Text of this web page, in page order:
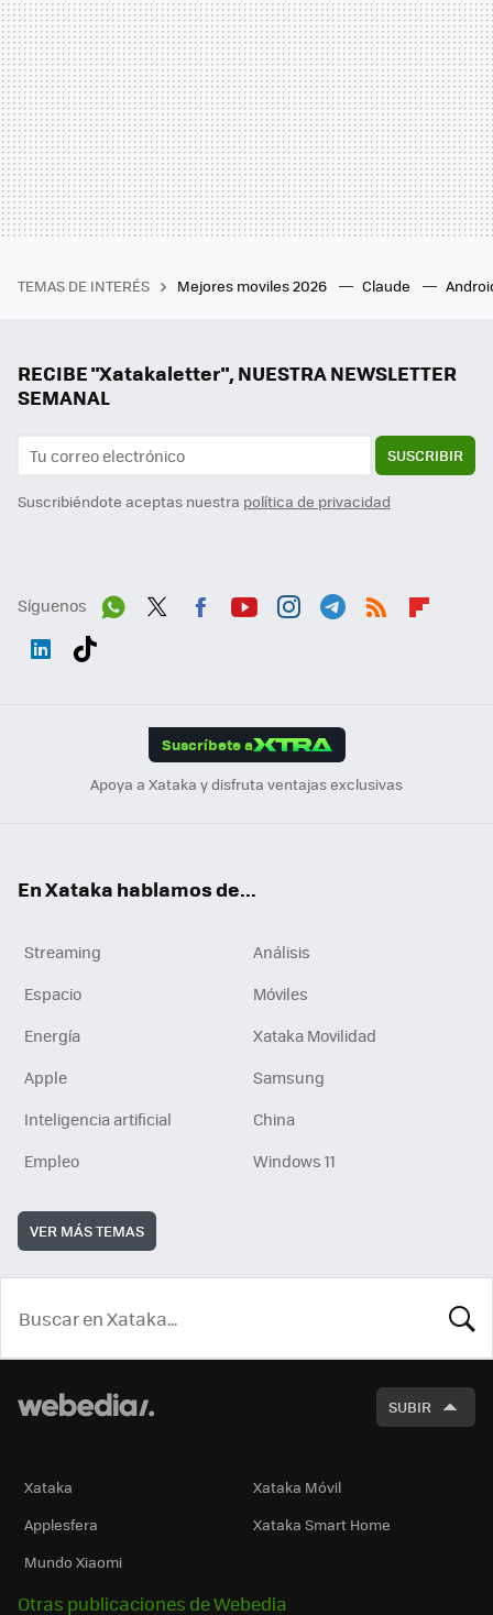
TEMAS DE INTERÉS Mejores moviles 2026 Claude
RECIBE "Xatakaletter", NUESTRA NEWSLETTER
SEMANAL
SUSCRIBIR
Suscribiéndote aceptas nuestra política de privacidad
Síguenos
Suscríbete a
Apoya a Xataka y disfruta ventajas exclusivas
En Xataka hablamos de...
Streaming
Análisis
Espacio
Móviles
Energía
Xataka Movilidad
Apple
Samsung
Inteligencia artificial
China
Empleo
Windows 11
VER MÁS TEMAS
SUBIR
Xataka
Xataka Móvil
Applesfera
Xataka Smart Home
Mundo Xiaomi
Otras publicaciones de Webedia